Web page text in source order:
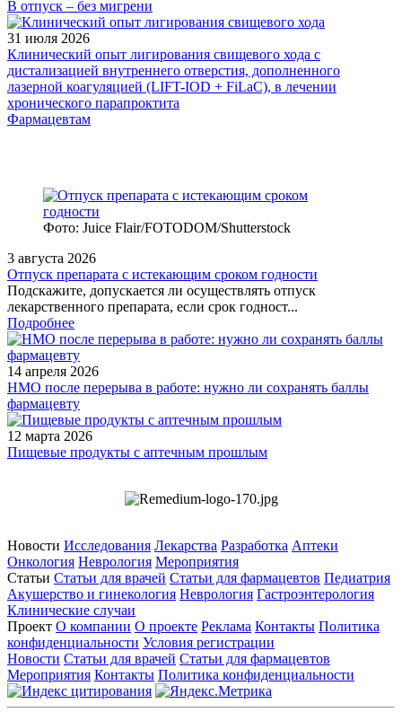
В отпуск – без мигрени
31 июля 2026
Клинический опыт лигирования свищевого хода с
дистализацией внутреннего отверстия, дополненного
лазерной коагуляцией (LIFT-IOD + FiLaC), в лечении
хронического парапроктита
Фармацевтам
Фото: Juice Flair/FOTODOM/Shutterstoсk
3 августа 2026
Отпуск препарата с истекающим сроком годности
Подскажите, допускается ли осуществлять отпуск
лекарственного препарата, если срок годност...
Подробнее
14 апреля 2026
НМО после перерыва в работе: нужно ли сохранять баллы
фармацевту
12 марта 2026
Пищевые продукты с аптечным прошлым
Новости Исследования Лекарства Разработка Аптеки
Онкология Неврология Мероприятия
Статьи Статьи для врачей Статьи для фармацевтов Педиатрия
Акушерство и гинекология Неврология Гастроэнтерология
Клинические случаи
Проект О компании О проекте Реклама Контакты Политика
конфиденциальности Условия регистрации
Новости Статьи для врачей Статьи для фармацевтов
Мероприятия Контакты Политика конфиденциальности